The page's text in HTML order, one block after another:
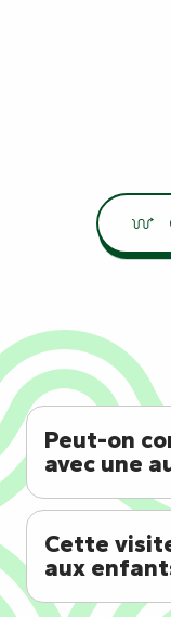
Peut-on
avec une
Cette
aux